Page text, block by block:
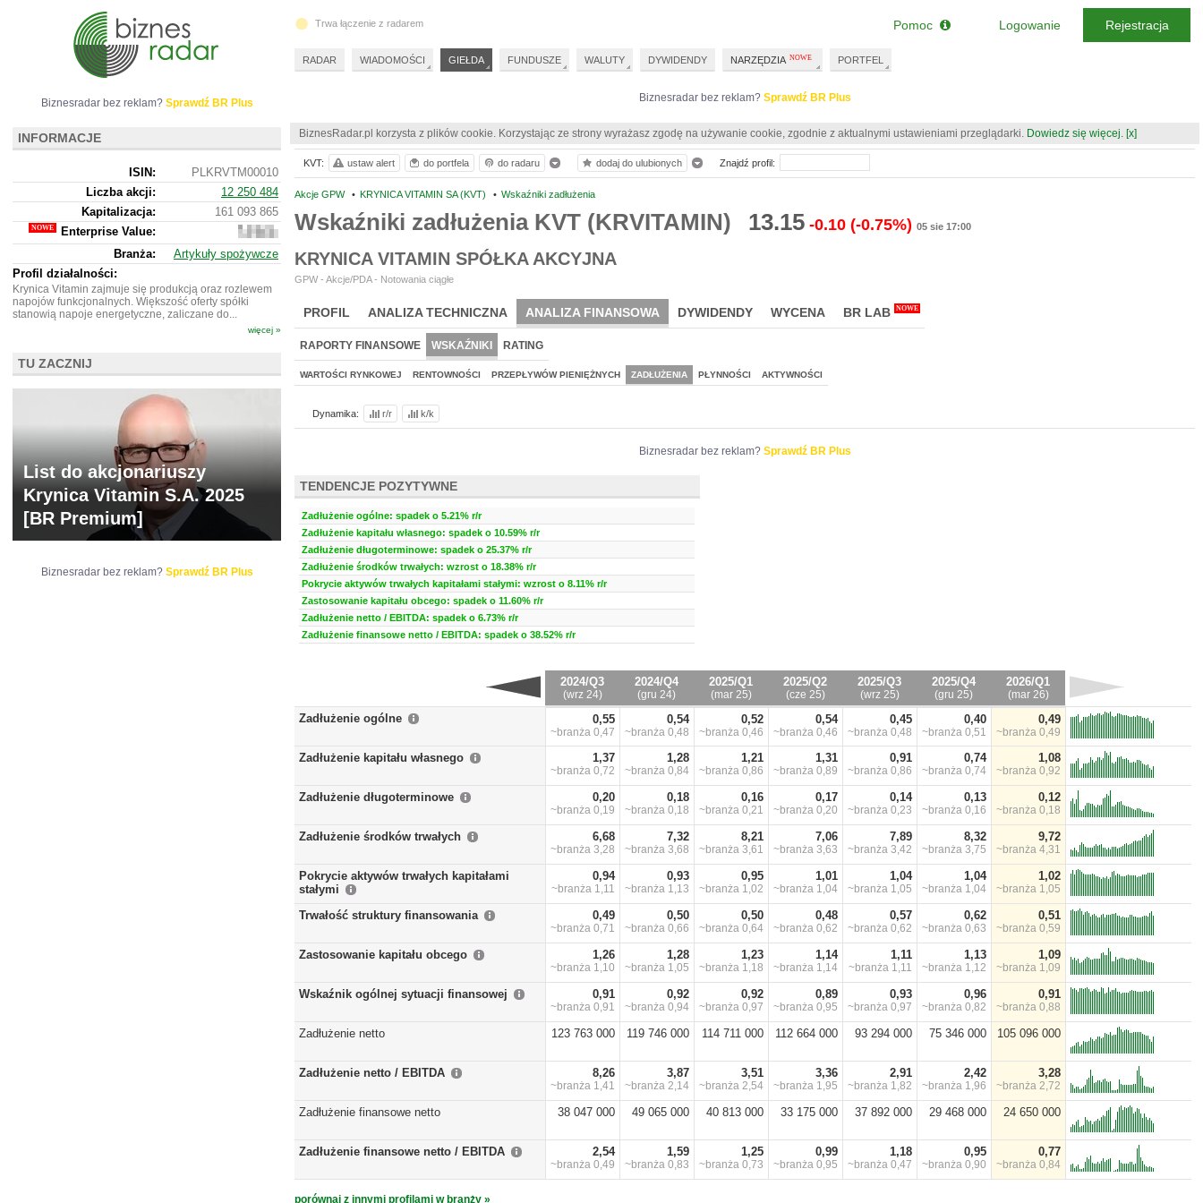
Biznesradar bez reklam? Sprawdź BR Plus
BiznesRadar.pl korzysta z plików cookie. Korzystając ze strony wyrażasz zgodę na używanie cookie, zgodnie z aktualnymi ustawieniami przeglądarki. Dowiedz się więcej. [x]
Akcje GPW • KRYNICA VITAMIN SA (KVT) • Wskaźniki zadłużenia
Wskaźniki zadłużenia KVT (KRVITAMIN) 13.15 -0.10 (-0.75%) 05 sie 17:00
KRYNICA VITAMIN SPÓŁKA AKCYJNA
GPW - Akcje/PDA - Notowania ciągłe
PROFIL ANALIZA TECHNICZNA ANALIZA FINANSOWA DYWIDENDY WYCENA BR LAB NOWE
RAPORTY FINANSOWE WSKAŹNIKI RATING
WARTOŚCI RYNKOWEJ RENTOWNOŚCI PRZEPŁYWÓW PIENIĘŻNYCH ZADŁUŻENIA PŁYNNOŚCI AKTYWNOŚCI
Dynamika: r/r k/k
Biznesradar bez reklam? Sprawdź BR Plus
TENDENCJE POZYTYWNE
Zadłużenie ogólne: spadek o 5.21% r/r
Zadłużenie kapitału własnego: spadek o 10.59% r/r
Zadłużenie długoterminowe: spadek o 25.37% r/r
Zadłużenie środków trwałych: wzrost o 18.38% r/r
Pokrycie aktywów trwałych kapitałami stałymi: wzrost o 8.11% r/r
Zastosowanie kapitału obcego: spadek o 11.60% r/r
Zadłużenie netto / EBITDA: spadek o 6.73% r/r
Zadłużenie finansowe netto / EBITDA: spadek o 38.52% r/r
2024/Q3
(wrz 24)
2024/Q4
(gru 24)
2025/Q1
(mar 25)
2025/Q2
(cze 25)
2025/Q3
(wrz 25)
2025/Q4
(gru 25)
2026/Q1
(mar 26)
Zadłużenie ogólne 0,55
~branża 0,47
0,54
~branża 0,48
0,52
~branża 0,46
0,54
~branża 0,46
0,45
~branża 0,48
0,40
~branża 0,51
0,49
~branża 0,49
Zadłużenie kapitału własnego 1,37
~branża 0,72
1,28
~branża 0,84
1,21
~branża 0,86
1,31
~branża 0,89
0,91
~branża 0,86
0,74
~branża 0,74
1,08
~branża 0,92
Zadłużenie długoterminowe 0,20
~branża 0,19
0,18
~branża 0,18
0,16
~branża 0,21
0,17
~branża 0,20
0,14
~branża 0,23
0,13
~branża 0,16
0,12
~branża 0,18
Zadłużenie środków trwałych 6,68
~branża 3,28
7,32
~branża 3,68
8,21
~branża 3,61
7,06
~branża 3,63
7,89
~branża 3,42
8,32
~branża 3,75
9,72
~branża 4,31
Pokrycie aktywów trwałych kapitałami
stałymi
0,94
~branża 1,11
0,93
~branża 1,13
0,95
~branża 1,02
1,01
~branża 1,04
1,04
~branża 1,05
1,04
~branża 1,04
1,02
~branża 1,05
Trwałość struktury finansowania 0,49
~branża 0,71
0,50
~branża 0,66
0,50
~branża 0,64
0,48
~branża 0,62
0,57
~branża 0,62
0,62
~branża 0,63
0,51
~branża 0,59
Zastosowanie kapitału obcego 1,26
~branża 1,10
1,28
~branża 1,05
1,23
~branża 1,18
1,14
~branża 1,14
1,11
~branża 1,11
1,13
~branża 1,12
1,09
~branża 1,09
Wskaźnik ogólnej sytuacji finansowej 0,91
~branża 0,91
0,92
~branża 0,94
0,92
~branża 0,97
0,89
~branża 0,95
0,93
~branża 0,97
0,96
~branża 0,82
0,91
~branża 0,88
Zadłużenie netto 123 763 000 119 746 000 114 711 000 112 664 000 93 294 000 75 346 000 105 096 000
Zadłużenie netto / EBITDA 8,26
~branża 1,41
3,87
~branża 2,14
3,51
~branża 2,54
3,36
~branża 1,95
2,91
~branża 1,82
2,42
~branża 1,96
3,28
~branża 2,72
Zadłużenie finansowe netto 38 047 000 49 065 000 40 813 000 33 175 000 37 892 000 29 468 000 24 650 000
Zadłużenie finansowe netto / EBITDA 2,54
~branża 0,49
1,59
~branża 0,83
1,25
~branża 0,73
0,99
~branża 0,95
1,18
~branża 0,47
0,95
~branża 0,90
0,77
~branża 0,84
porównaj z innymi profilami w branży »
KVT: ustaw alert do portfela do radaru dodaj do ulubionych Znajdź profil:
Biznesradar bez reklam? Sprawdź BR Plus
INFORMACJE
ISIN:
PLKRVTM00010
Liczba akcji:
12 250 484
Kapitalizacja:
161 093 865
Enterprise Value:
185
743
865
Branża:
Artykuły spożywcze
Profil działalności:
Krynica Vitamin zajmuje się produkcją oraz rozlewem
napojów funkcjonalnych. Większość oferty spółki
stanowią napoje energetyczne, zaliczane do...
więcej »
TU ZACZNIJ
List do akcjonariuszy
Krynica Vitamin S.A. 2025
[BR Premium]
Biznesradar bez reklam? Sprawdź BR Plus
Trwa łączenie z radarem
RADAR WIADOMOŚCI GIEŁDA FUNDUSZE WALUTY DYWIDENDY NARZĘDZIA PORTFEL
Pomoc Logowanie Rejestracja